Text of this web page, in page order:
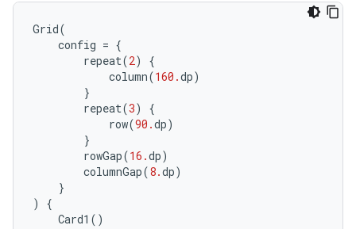
Grid(
config = {
repeat(2)
{
column(160.dp)
}
repeat(3)
{
row(90.dp)
}
rowGap(16.dp)
columnGap(8.dp)
}
)
{
Card1 ()